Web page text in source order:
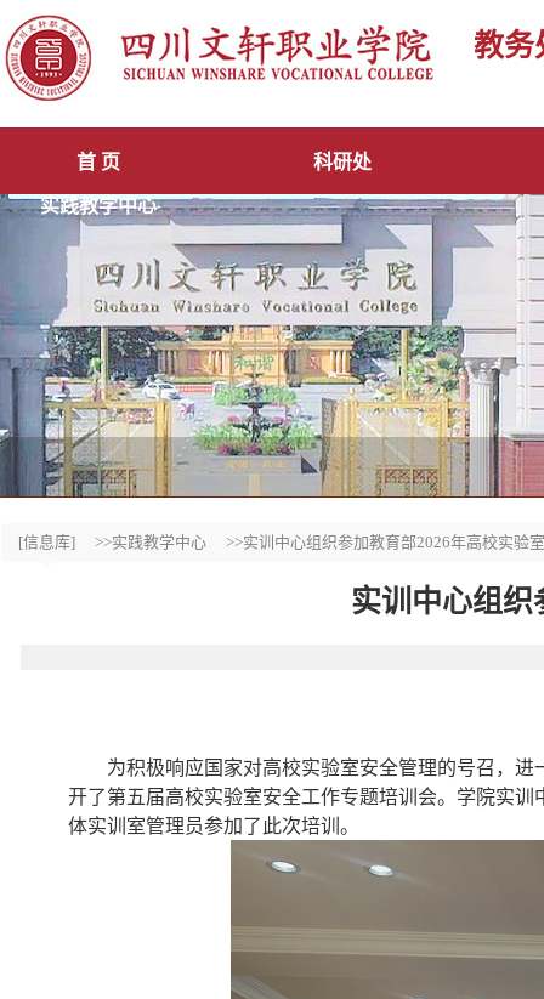
[信息库] >>实践教学中心 >>实训中心组织参加教育部2026年高校实验
实训中心组织
为积极响应国家对高校实验室安全管理的号召，
开了第五届高校实验室安全工作专题培训会。学院实
体实训室管理员参加了此次培训。
首 页 科研处
实践教学中心
教务